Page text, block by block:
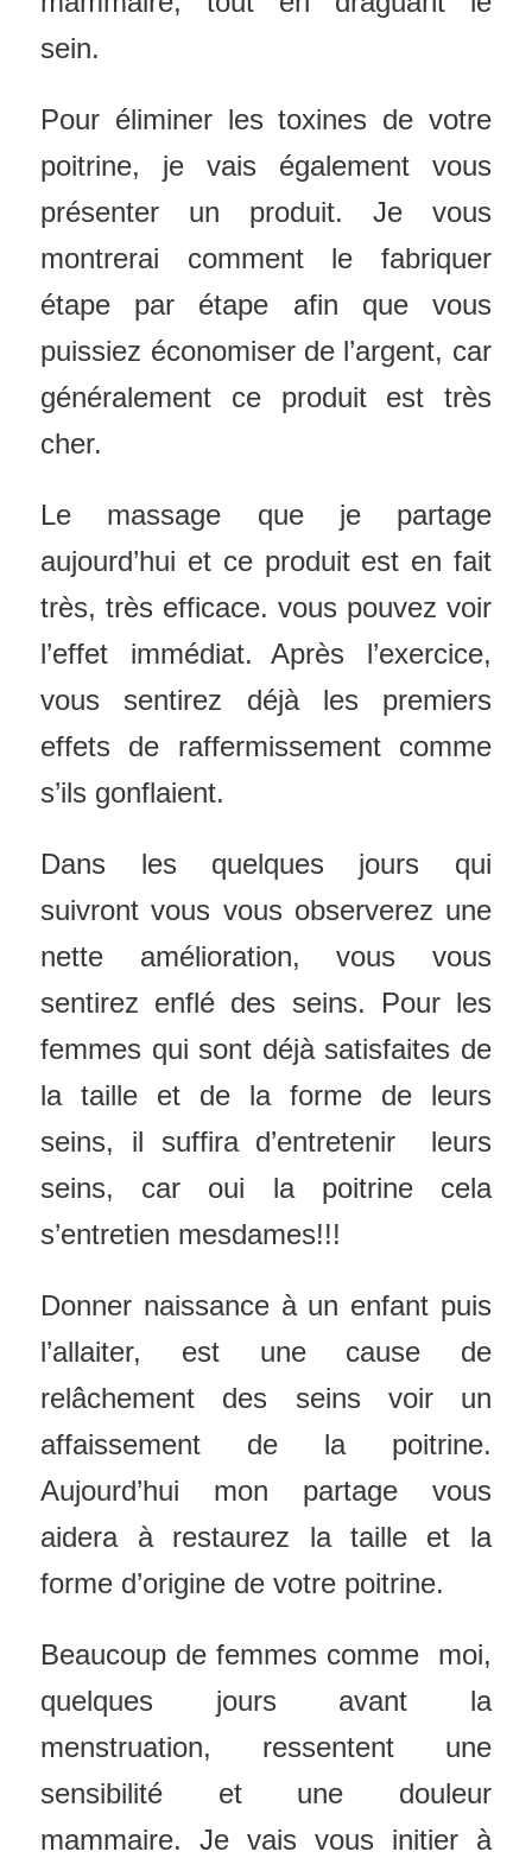
sein.
Pour éliminer les toxines de votre
poitrine, je vais également vous
présenter un produit. Je vous
montrerai comment le fabriquer
étape par étape afin que vous
puissiez économiser de l’argent, car
généralement ce produit est très
cher.
Le massage que je partage
aujourd’hui et ce produit est en fait
très, très efficace. vous pouvez voir
l’effet immédiat.
Après l’exercice,
vous sentirez déjà les premiers
effets de raffermissement comme
s’ils gonflaient.
Dans les quelques jours qui
suivront vous vous observerez une
nette amélioration, vous vous
sentirez enflé des seins. Pour les
femmes qui sont déjà satisfaites de
la taille et de la forme de leurs
seins, il suffira d’entretenir leurs
seins, car oui la poitrine cela
s’entretien mesdames!!!
Donner naissance à un enfant puis
l’allaiter, est une cause de
relâchement des seins voir un
affaissement de la poitrine.
Aujourd’hui mon partage vous
aidera à restaurez la taille et la
forme d’origine de votre poitrine.
Beaucoup de femmes comme moi,
quelques jours avant la
menstruation, ressentent une
sensibilité et une douleur
mammaire. Je vais vous initier à